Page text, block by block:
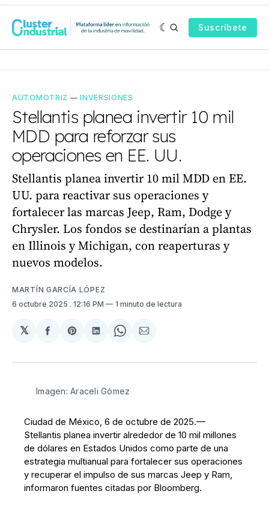
Suscríbete
AUTOMOTRIZ —INVERSIONES
Stellantis planea invertir 10 mil
MDD para reforzar sus
operaciones en EE. UU.
Stellantis planea invertir 10 mil MDD en EE.
UU. para reactivar sus operaciones y
fortalecer las marcas Jeep, Ram, Dodge y
Chrysler. Los fondos se destinarían a plantas
en Illinois y Michigan, con reaperturas y
nuevos modelos.
MARTÍN GARCÍA LÓPEZ
6 octubre 2025 . 12:16 PM 1 minuto de lectura
𝕏
Compartir
Facebook
Share
Pinterest
Compartir
LinkedIn
Share
WhatsApp
Compartir
Email
Imagen: Araceli Gómez
Ciudad de México, 6 de octubre de 2025.—
Stellantis planea invertir alrededor de 10 mil millones
de dólares en Estados Unidos como parte de una
estrategia multianual para fortalecer sus operaciones
y recuperar el impulso de sus marcas Jeep y Ram,
informaron fuentes citadas por Bloomberg.